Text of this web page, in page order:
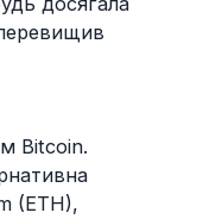
Bitcoin.
(ETH),